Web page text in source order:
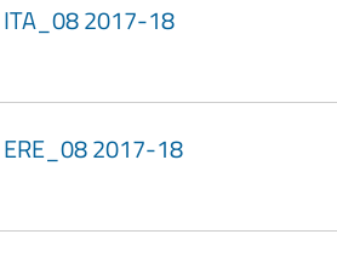
2017-18
2017-18